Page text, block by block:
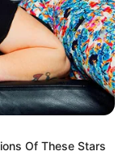
Of These Stars